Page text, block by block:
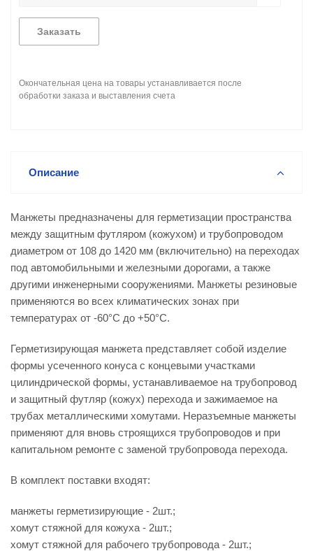
Заказать
Окончательная цена на товары устанавливается после
обработки заказа и выставления счета
Описание
Манжеты предназначены для герметизации пространства
между защитным футляром (кожухом) и трубопроводом
диаметром от 108 до 1420 мм (включительно) на переходах
под автомобильными и железными дорогами, а также
другими инженерными сооружениями. Манжеты резиновые
применяются во всех климатических зонах при
температурах от -60°С до +50°С.
Герметизирующая манжета представляет собой изделие
формы усеченного конуса с концевыми участками
цилиндрической формы, устанавливаемое на трубопровод
и защитный футляр (кожух) перехода и зажимаемое на
трубах металлическими хомутами. Неразъемные манжеты
применяют для вновь строящихся трубопроводов и при
капитальном ремонте с заменой трубопровода перехода.
В комплект поставки входят:
манжеты герметизирующие - 2шт.;
хомут стяжной для кожуха - 2шт.;
хомут стяжной для рабочего трубопровода - 2шт.;